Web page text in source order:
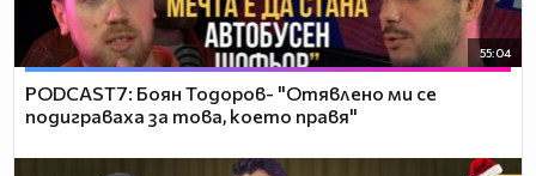
55:04
PODCAST7: ‪Боян Тодоров- "Отявлено ми се
подиграваха за това, което правя"